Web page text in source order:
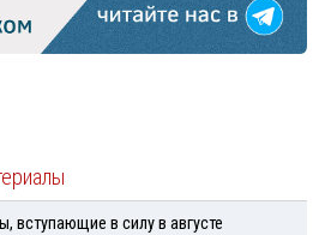
вступающие в силу в августе